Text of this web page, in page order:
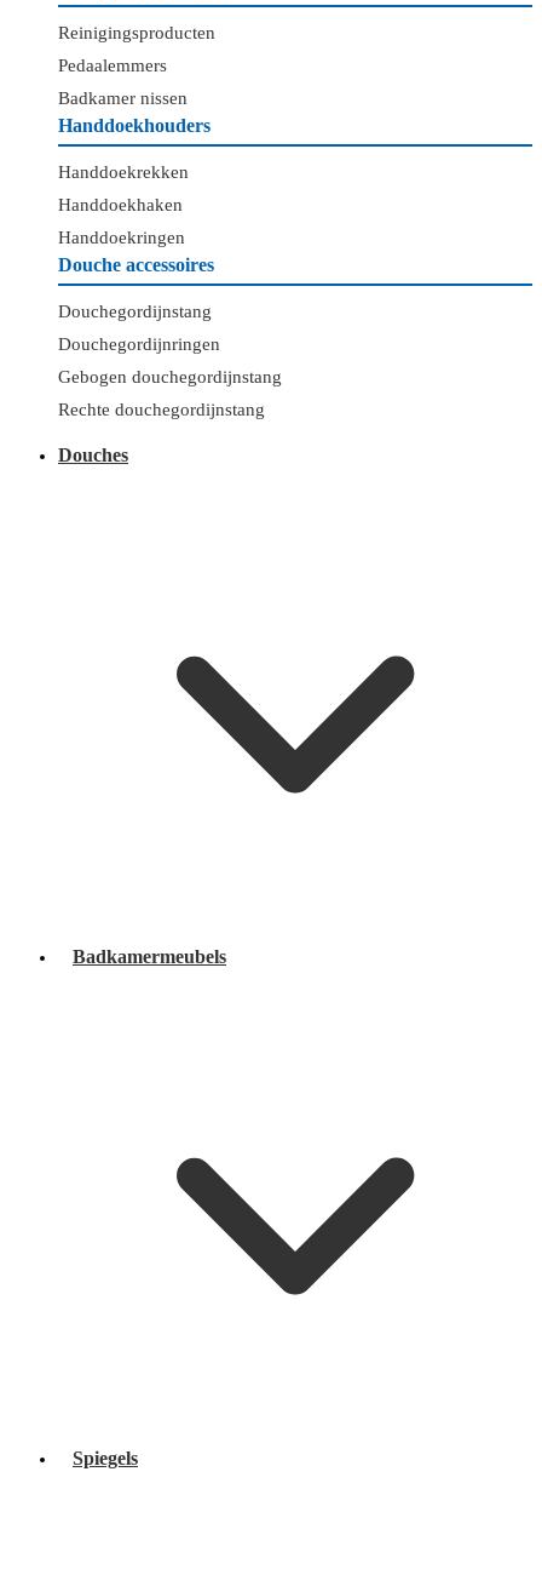
Reinigingsproducten
Pedaalemmers
Badkamer nissen
Handdoekhouders
Handdoekrekken
Handdoekhaken
Handdoekringen
Douche accessoires
Douchegordijnstang
Douchegordijnringen
Gebogen douchegordijnstang
Rechte douchegordijnstang
Douches
Badkamermeubels
Spiegels